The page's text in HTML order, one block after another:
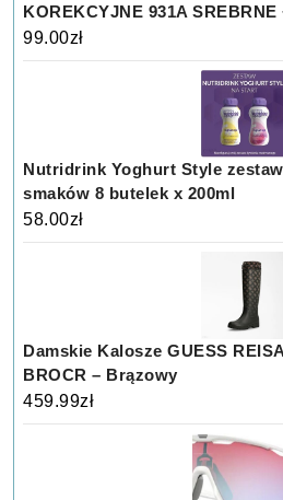
KOREKCYJNE 931A SREBRNE
99.00zł
Nutridrink Yoghurt Style
smaków 8 butelek x 200ml
58.00zł
Damskie Kalosze GUESS
BROCR – Brązowy
459.99zł